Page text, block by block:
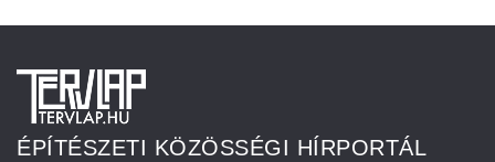
ÉPÍTÉSZETI KÖZÖSSÉGI HÍRPORTÁL